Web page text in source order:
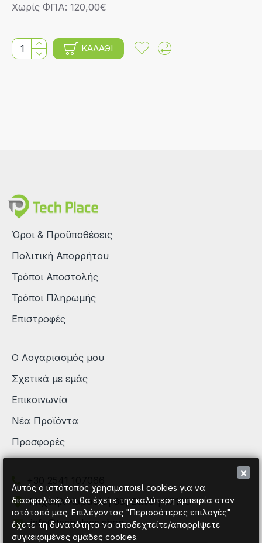
Χωρίς ΦΠΑ: 120,00€
ΚΑΛΆΘΙ
Όροι & Προϋποθέσεις
Πολιτική Απορρήτου
Τρόποι Αποστολής
Τρόποι Πληρωμής
Επιστροφές
Ο Λογαριασμός μου
Σχετικά με εμάς
Επικοινωνία
Νέα Προϊόντα
Προσφορές
Μιχαήλ Καραολή 68, Ξάνθη 67100
info@techplace.shop
×
Αυτός ο ιστότοπος χρησιμοποιεί cookies για να
διασφαλίσει ότι θα έχετε την καλύτερη εμπειρία στον
ιστότοπό μας. Επιλέγοντας "Περισσότερες επιλογές"
έχετε τη δυνατότητα να αποδεχτείτε/απορρίψετε
συγκεκριμένες ομάδες cookies.